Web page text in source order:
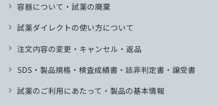
容器について・試薬の廃棄
試薬ダイレクトの使い方について
注文内容の変更・キャンセル・返品
SDS・製品規格・検査成績書・該非判定書・譲受書
試薬のご利用にあたって・製品の基本情報